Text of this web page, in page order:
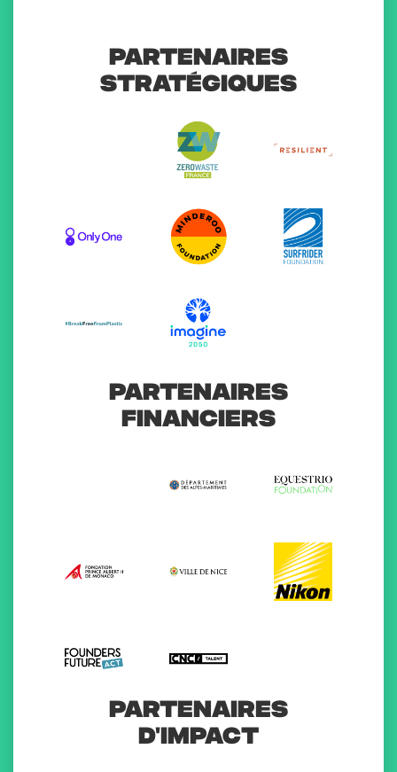
PARTENAIRES
STRATÉGIQUES
PARTENAIRES
FINANCIERS
PARTENAIRES
D'IMPACT